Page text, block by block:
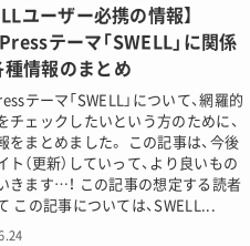
ユーザー必携の情報】
テーマ「SWELL」に関係
種情報のまとめ
テーマ「SWELL」について、網羅的
チェックしたいという方のために、
をまとめました。 この記事は、今後
ト（更新）していって、より良いもの
きます…！ この記事の想定する読者
この記事については、SWELL...